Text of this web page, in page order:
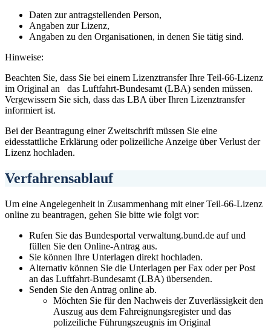
Daten zur antragstellenden Person,
Angaben zur Lizenz,
Angaben zu den Organisationen, in denen Sie tätig sind.
Hinweise:
Beachten Sie, dass Sie bei einem Lizenztransfer Ihre Teil-66-Lizenz
im Original an das Luftfahrt-Bundesamt (LBA) senden müssen.
Vergewissern Sie sich, dass das LBA über Ihren Lizenztransfer
informiert ist.
Bei der Beantragung einer Zweitschrift müssen Sie eine
eidesstattliche Erklärung oder polizeiliche Anzeige über Verlust der
Lizenz hochladen.
Verfahrensablauf
Um eine Angelegenheit in Zusammenhang mit einer Teil-66-Lizenz
online zu beantragen, gehen Sie bitte wie folgt vor:
Rufen Sie das Bundesportal verwaltung.bund.de auf und
füllen Sie den Online-Antrag aus.
Sie können Ihre Unterlagen direkt hochladen.
Alternativ können Sie die Unterlagen per Fax oder per Post
an das Luftfahrt-Bundesamt (LBA) übersenden.
Senden Sie den Antrag online ab.
Möchten Sie für den Nachweis der Zuverlässigkeit den
Auszug aus dem Fahreignungsregister und das
polizeiliche Führungszeugnis im Original